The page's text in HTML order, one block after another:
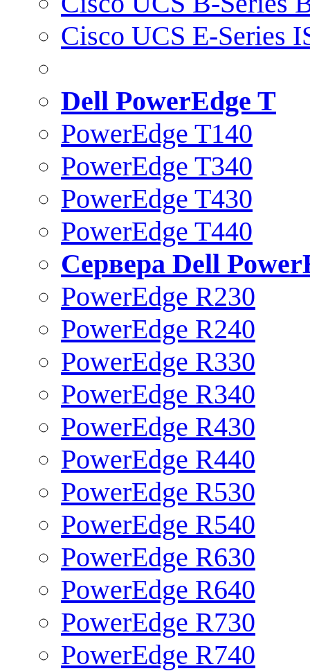
Cisco UCS E-Series
Dell PowerEdge T
PowerEdge T140
PowerEdge T340
PowerEdge T430
PowerEdge T440
Сервера Dell
PowerEdge R230
PowerEdge R240
PowerEdge R330
PowerEdge R340
PowerEdge R430
PowerEdge R440
PowerEdge R530
PowerEdge R540
PowerEdge R630
PowerEdge R640
PowerEdge R730
PowerEdge R740